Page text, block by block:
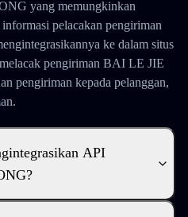
yang memungkinkan
pelacakan pengiriman
ke dalam situs
pengiriman BAI LE JIE
pengiriman kepada pelanggan,
API